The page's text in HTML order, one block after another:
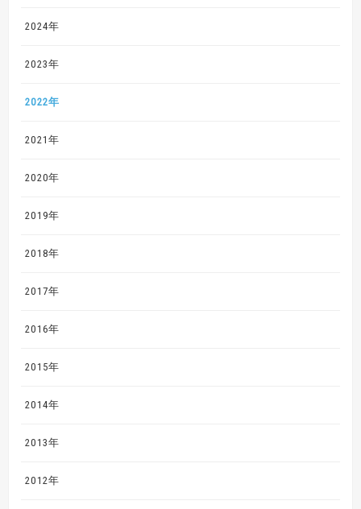
2024年
2023年
2022年
2021年
2020年
2019年
2018年
2017年
2016年
2015年
2014年
2013年
2012年